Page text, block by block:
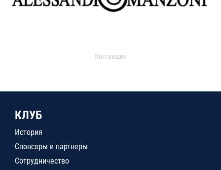
Поставщик
КЛУБ
История
Спонсоры и партнеры
Сотрудничество